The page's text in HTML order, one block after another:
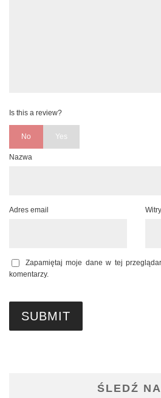
Is this a review?
No Yes
Nazwa
Adres email
Zapamiętaj moje dane w tej
komentarzy.
ŚLEDŹ